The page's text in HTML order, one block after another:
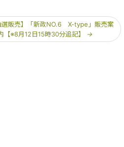
選販売】「新政NO.6 X-type」販売案
【※8月12日15時30分追記】 →